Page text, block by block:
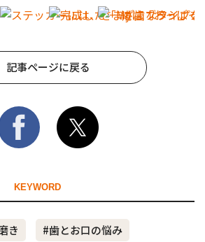
記事ページに戻る
KEYWORD
き
#歯とお口の悩み